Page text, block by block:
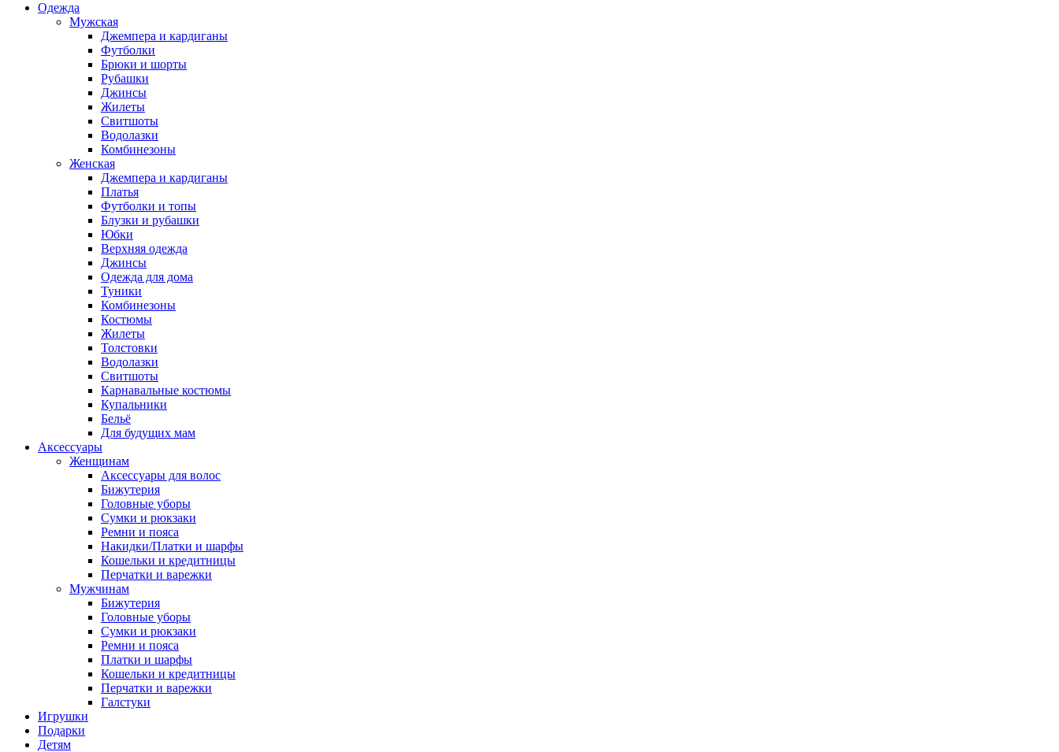
Одежда
Мужская
Джемпера и кардиганы
Футболки
Брюки и шорты
Рубашки
Джинсы
Жилеты
Свитшоты
Водолазки
Комбинезоны
Женская
Джемпера и кардиганы
Платья
Футболки и топы
Блузки и рубашки
Юбки
Верхняя одежда
Джинсы
Одежда для дома
Туники
Комбинезоны
Костюмы
Жилеты
Толстовки
Водолазки
Свитшоты
Карнавальные костюмы
Купальники
Бельё
Для будущих мам
Аксессуары
Женщинам
Аксессуары для волос
Бижутерия
Головные уборы
Сумки и рюкзаки
Ремни и пояса
Накидки/Платки и шарфы
Кошельки и кредитницы
Перчатки и варежки
Мужчинам
Бижутерия
Головные уборы
Сумки и рюкзаки
Ремни и пояса
Платки и шарфы
Кошельки и кредитницы
Перчатки и варежки
Галстуки
Игрушки
Подарки
Детям